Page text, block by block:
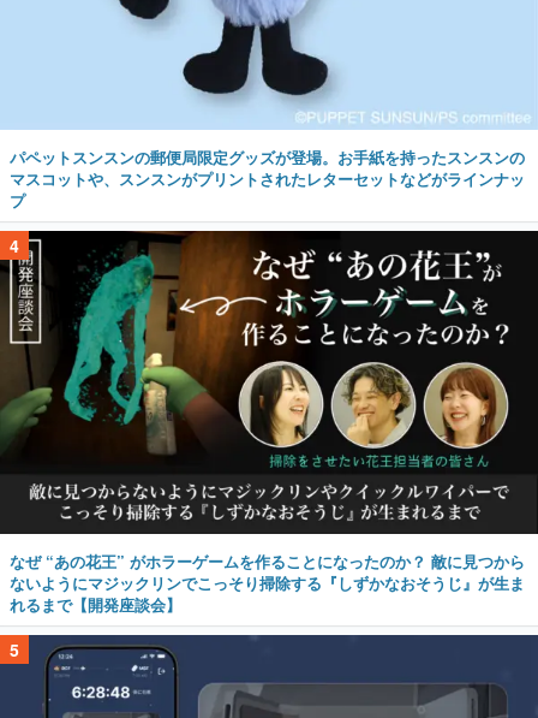
パペットスンスンの郵便局限定グッズが登場。お手紙を持ったスンスンの
マスコットや、スンスンがプリントされたレターセットなどがラインナッ
プ
4
なぜ “あの花王” がホラーゲームを作ることになったのか？ 敵に見つから
ないようにマジックリンでこっそり掃除する『しずかなおそうじ』が生ま
れるまで【開発座談会】
5